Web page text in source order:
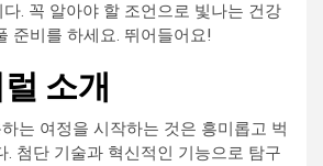
. 꼭 알아야 할 조언으로 빛나는 건강
준비를 하세요. 뛰어들어요!
소개
는 여정을 시작하는 것은 흥미롭고 벅
. 첨단 기술과 혁신적인 기능으로 탐구